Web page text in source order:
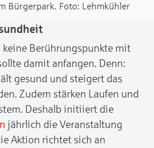
Bürgerpark.
Lehmkühler
keine Berührungspunkte mit
damit anfangen. Denn:
gesund und steigert das
Zudem stärken Laufen und
Deshalb initiiert die
jährlich die Veranstaltung
Aktion richtet sich an